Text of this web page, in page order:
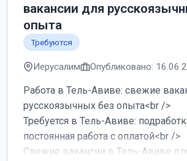
вакансии для
опыта
Требуются
Иерусалим Опубликовано:
Работа в Тель-Авиве: свежие
русскоязычных без опыта<br />
Требуется в Тель-Авиве:
постоянная работа с оплатой<br />
Свежие вакансии в Тель-Авиве